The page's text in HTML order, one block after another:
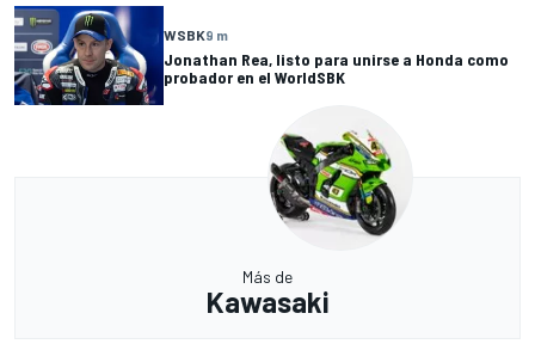
WSBK9 m
Jonathan Rea, listo para unirse a Honda como
probador en el WorldSBK
Más de
Kawasaki